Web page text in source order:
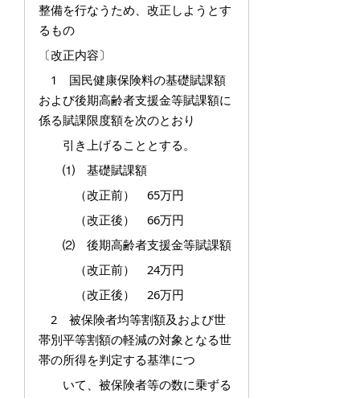
整備を行なうため、改正しようとす
るもの
〔改正内容〕
1 国民健康保険料の基礎賦課額
および後期高齢者支援金等賦課額に
係る賦課限度額を次のとおり
引き上げることとする。
⑴ 基礎賦課額
（改正前） 65万円
（改正後） 66万円
⑵ 後期高齢者支援金等賦課額
（改正前） 24万円
（改正後） 26万円
2 被保険者均等割額及および世
帯別平等割額の軽減の対象となる世
帯の所得を判定する基準につ
いて、被保険者等の数に乗ずる